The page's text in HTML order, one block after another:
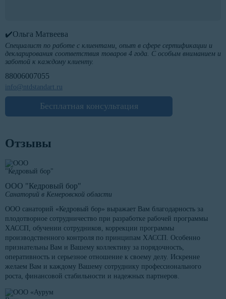
✔️Ольга Матвеева
Специалист по работе с клиентами, опыт в сфере сертификации и
декларирования соответствия товаров 4 года. С особым вниманием и
заботой к каждому клиенту.
88006007055
info@ntdstandart.ru
Бесплатная консультация
Отзывы
ООО "Кедровый бор"
Санаторий в Кемеровской области
ООО санаторий «Кедровый бор» выражает Вам благодарность за
плодотворное сотрудничество при разработке рабочей программы
ХАССП, обучении сотрудников, коррекции программы
производственного контроля по принципам ХАССП. Особенно
признательны Вам и Вашему коллективу за порядочность,
оперативность и серьезное отношение к своему делу. Искренне
желаем Вам и каждому Вашему сотруднику профессионального
роста, финансовой стабильности и надежных партнеров.